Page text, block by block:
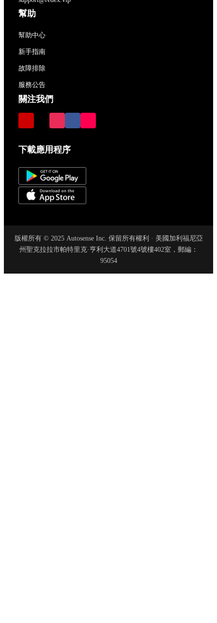
幫助
幫助中心
新手指南
故障排除
服務公告
關注我們
下載應用程序
版權所有 © 2025 Autosense Inc. 保留所有權利 · 美國加利福尼亞
州聖克拉拉市帕特里克·亨利大道4701號4號樓402室，郵編：
95054